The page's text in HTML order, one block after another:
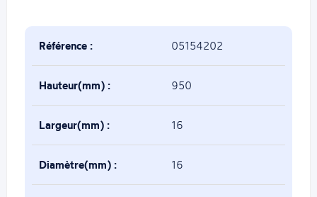
Référence : 05154202
Hauteur(mm) : 950
Largeur(mm) : 16
Diamètre(mm) : 16